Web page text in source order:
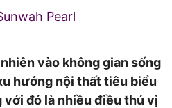
Pearl
vào không gian sống
hướng nội thất tiêu biểu
với đó là nhiều điều thú vị